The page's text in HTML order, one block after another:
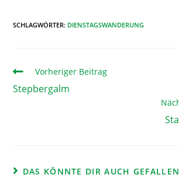
SCHLAGWÖRTER: DIENSTAGSWANDERUNG
Vorheriger Beitrag
Stepbergalm
DAS KÖNNTE DIR AUCH GEFALLEN